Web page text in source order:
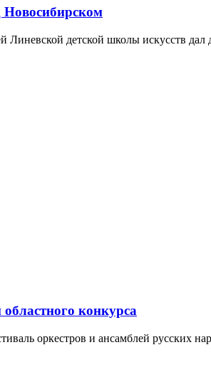
Новосибирском
детской школы искусств
конкурса
оркестров и ансамблей русских